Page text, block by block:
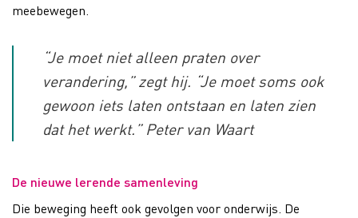
meebewegen.
“Je moet niet alleen praten over
verandering,” zegt hij. “Je moet soms ook
gewoon iets laten ontstaan en laten zien
dat het werkt.” Peter van Waart
De nieuwe lerende samenleving
Die beweging heeft ook gevolgen voor onderwijs. De